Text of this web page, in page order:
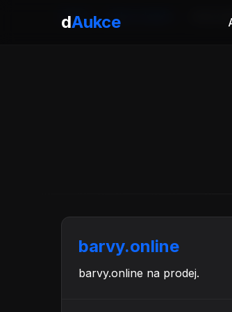
dAukce
Domů
barvy.online
barvy.online na prodej.